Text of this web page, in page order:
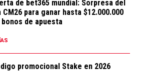
de bet365 mundial: Sorpresa del
CM26 para ganar hasta $12.000.000
bonos de apuesta
promocional Stake en 2026